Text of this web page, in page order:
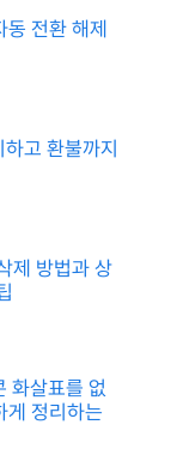
동 전환 해제
고 환불까지
제 방법과 상
화살표를 없
게 정리하는